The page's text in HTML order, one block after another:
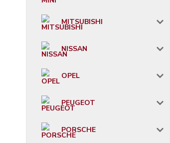
MITSUBISHI
NISSAN
OPEL
PEUGEOT
PORSCHE